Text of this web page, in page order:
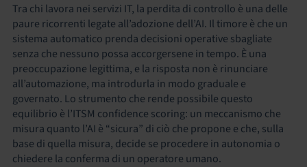
Tra chi lavora nei servizi IT, la perdita di controllo è una delle
paure ricorrenti legate all’adozione dell’AI. Il timore è che un
sistema automatico prenda decisioni operative sbagliate
senza che nessuno possa accorgersene in tempo. È una
preoccupazione legittima, e la risposta non è rinunciare
all’automazione, ma introdurla in modo graduale e
governato. Lo strumento che rende possibile questo
equilibrio è l’ITSM confidence scoring: un meccanismo che
misura quanto l’AI è “sicura” di ciò che propone e che, sulla
base di quella misura, decide se procedere in autonomia o
chiedere la conferma di un operatore umano.